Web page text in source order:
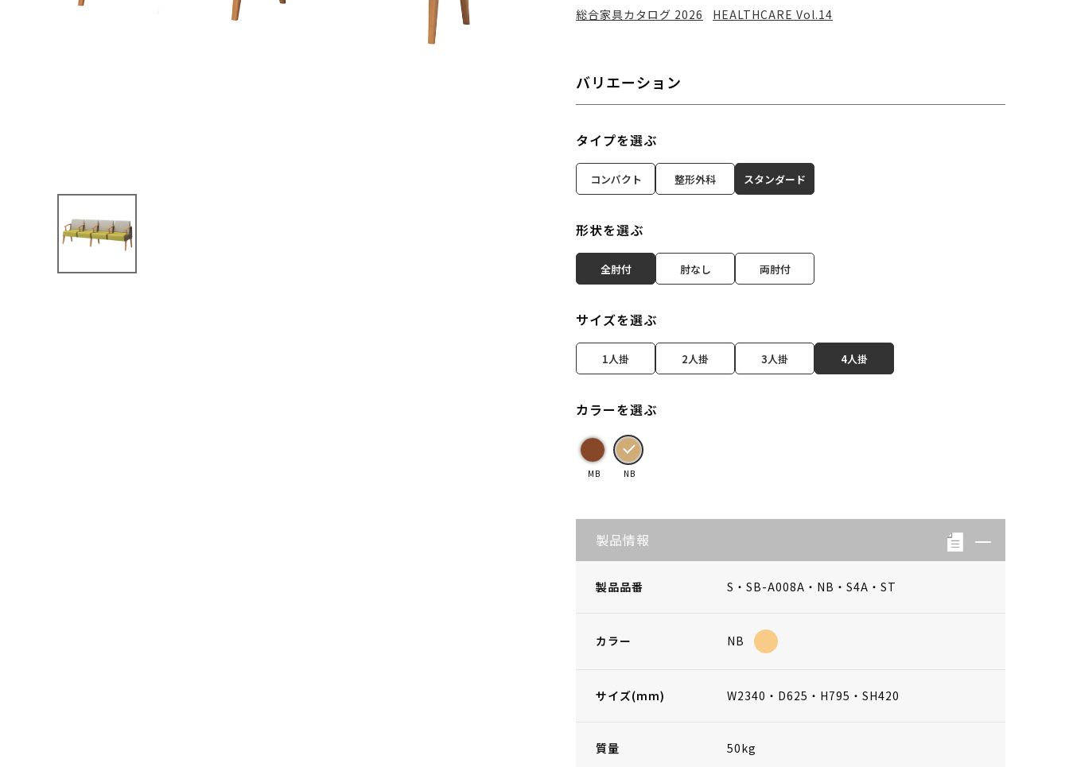
総合家具カタログ 2026 HEALTHCARE Vol.14
バリエーション
タイプを選ぶ
コンパクト 整形外科 スタンダード
形状を選ぶ
全肘付 肘なし 両肘付
サイズを選ぶ
1人掛 2人掛 3人掛 4人掛
カラーを選ぶ
MB NB
製品情報
製品品番 S・SB-A008A・NB・S4A・ST
カラー NB
サイズ(mm) W2340・D625・H795・SH420
質量 50kg